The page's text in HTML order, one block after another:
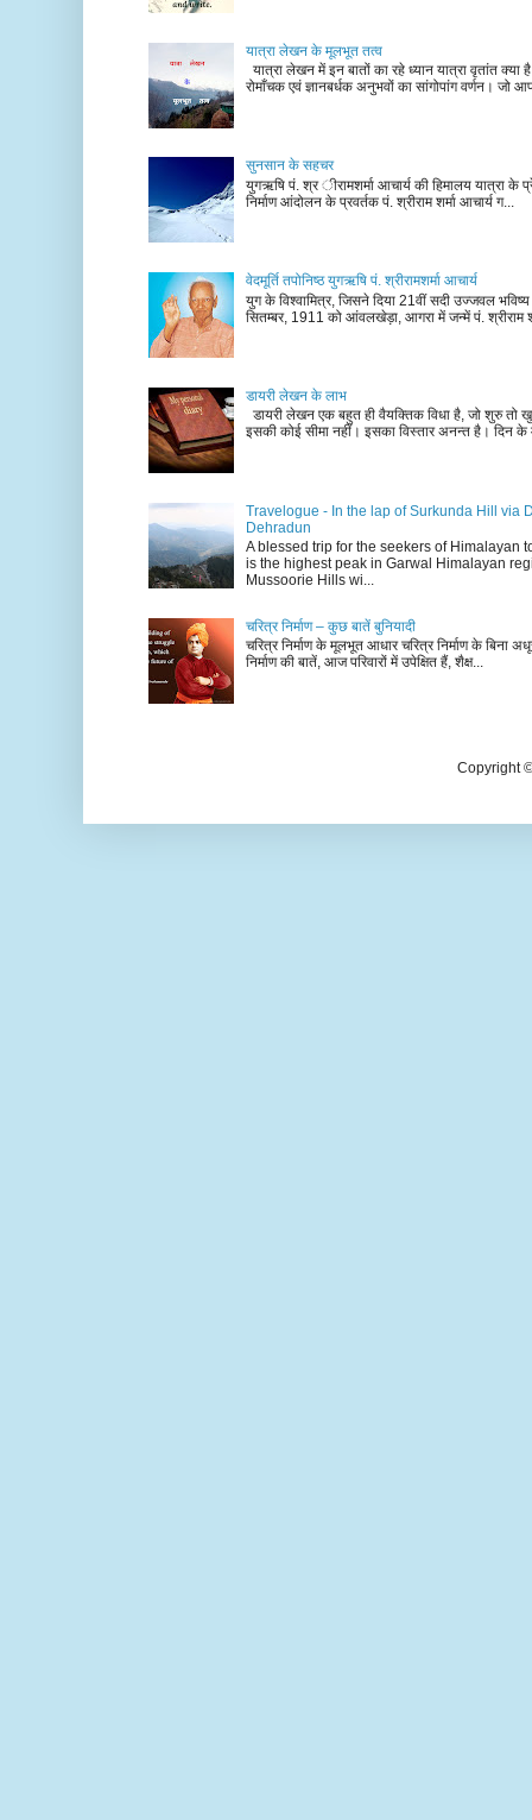
यात्रा लेखन के मूलभूत तत्व
यात्रा लेखन में इन बातों का रहे ध्यान यात्रा वृतांत क्या
रोमाँचक एवं ज्ञानबर्धक अनुभवों का सांगोपांग वर्णन। जो
सुनसान के सहचर
युगऋषि पं. श्र ीरामशर्मा आचार्य की हिमालय यात्रा के
निर्माण आंदोलन के प्रवर्तक पं. श्रीराम शर्मा आचार्य ग...
वेदमूर्ति तपोनिष्ठ युगऋषि पं. श्रीरामशर्मा आचार्य
युग के विश्वामित्र, जिसने दिया 21वीं सदी उज्जवल भविष्य
सितम्बर, 1911 को आंवलखेड़ा, आगरा में जन्में पं. श्रीराम
डायरी लेखन के लाभ
डायरी लेखन एक बहुत ही वैयक्तिक विधा है, जो शुरु तो
इसकी कोई सीमा नहीं। इसका विस्तार अनन्त है। दिन के
Travelogue - In the lap of Surkunda Hill via
Dehradun
A blessed trip for the seekers of Himalayan
is the highest peak in Garwal Himalayan
Mussoorie Hills wi...
चरित्र निर्माण – कुछ बातें बुनियादी
चरित्र निर्माण के मूलभूत आधार चरित्र निर्माण के बिना
निर्माण की बातें, आज परिवारों में उपेक्षित हैं, शैक्ष...
Copyright